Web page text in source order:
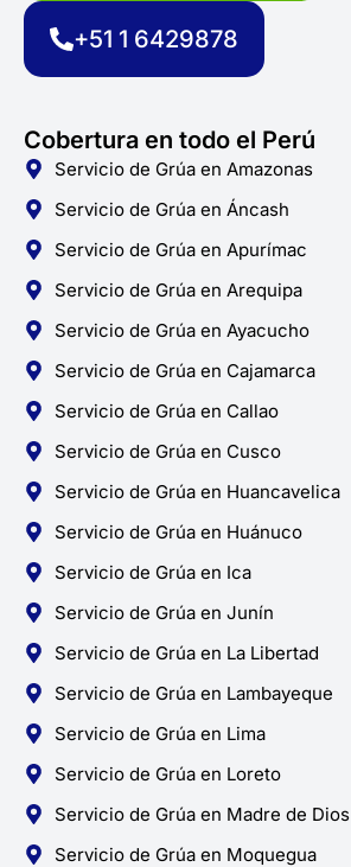
m
+51 1 6429878
Cobertura en todo el Perú
Servicio de Grúa en Amazonas
Servicio de Grúa en Áncash
Servicio de Grúa en Apurímac
Servicio de Grúa en Arequipa
Servicio de Grúa en Ayacucho
Servicio de Grúa en Cajamarca
Servicio de Grúa en Callao
Servicio de Grúa en Cusco
Servicio de Grúa en Huancavelica
Servicio de Grúa en Huánuco
Servicio de Grúa en Ica
Servicio de Grúa en Junín
Servicio de Grúa en La Libertad
Servicio de Grúa en Lambayeque
Servicio de Grúa en Lima
Servicio de Grúa en Loreto
Servicio de Grúa en Madre de Dios
Servicio de Grúa en Moquegua